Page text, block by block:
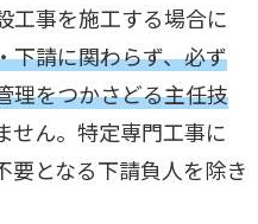
工事を施工する場合に
下請に関わらず、必ず
理をつかさどる主任技
せん。特定専門工事に
要となる下請負人を除き